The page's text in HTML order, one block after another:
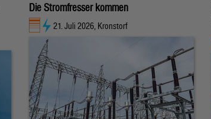
Die Stromfresser kommen
21. Juli 2026, Kronstorf